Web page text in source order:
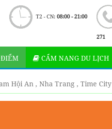
271
T2 - CN: 08:00 - 21:00
CẨM NANG DU LỊCH
Hội An , Nha Trang , Time City